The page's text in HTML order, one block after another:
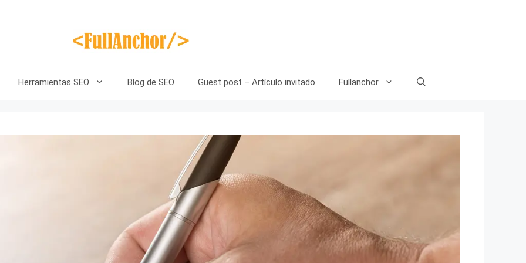
Herramientas SEO Blog de SEO Guest post – Artículo invitado Fullanchor